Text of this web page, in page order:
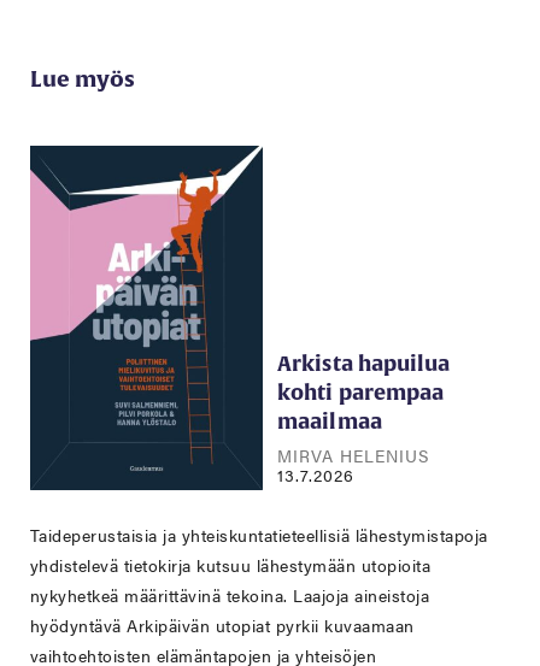
Lue myös
Arkista hapuilua
kohti parempaa
maailmaa
MIRVA HELENIUS
13.7.2026
Taideperustaisia ja yhteiskuntatieteellisiä lähestymistapoja
yhdistelevä tietokirja kutsuu lähestymään utopioita
nykyhetkeä määrittävinä tekoina. Laajoja aineistoja
hyödyntävä Arkipäivän utopiat pyrkii kuvaamaan
vaihtoehtoisten elämäntapojen ja yhteisöjen